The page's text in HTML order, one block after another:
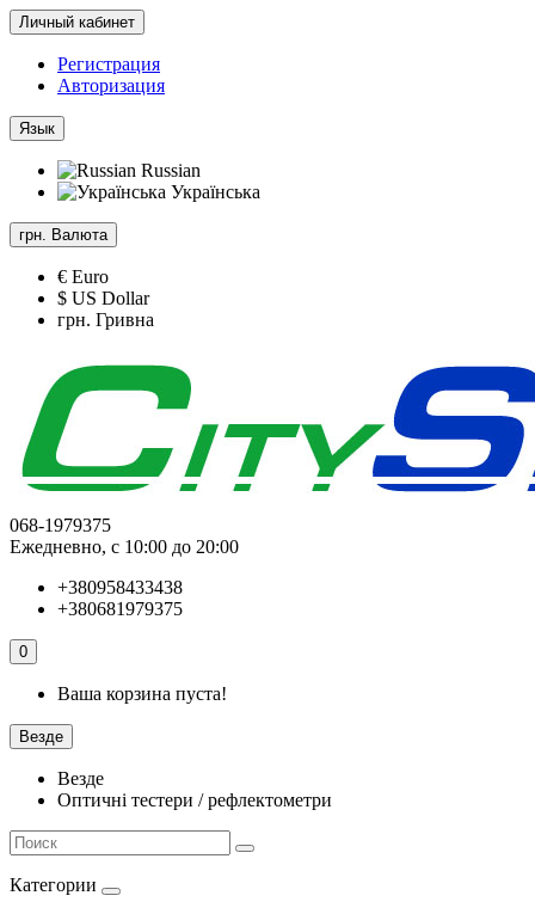
Личный кабинет
Регистрация
Авторизация
Язык
Russian
Українська
грн. Валюта
€ Euro
$ US Dollar
грн. Гривна
068-1979375
Ежедневно, с 10:00 до 20:00
+380958433438
+380681979375
0
Ваша корзина пуста!
Везде
Везде
Оптичні тестери / рефлектометри
Категории